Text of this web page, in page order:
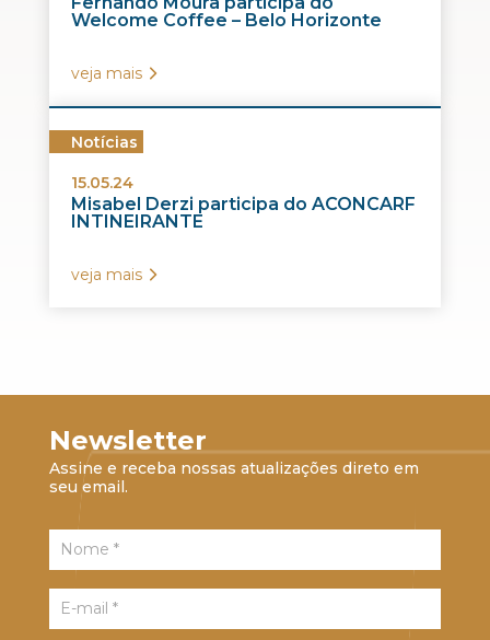
Welcome Coffee – Belo Horizonte
veja mais
Notícias
15.05.24
Misabel Derzi participa do ACONCARF
INTINEIRANTE
veja mais
Newsletter
Assine e receba nossas atualizações direto em
seu email.